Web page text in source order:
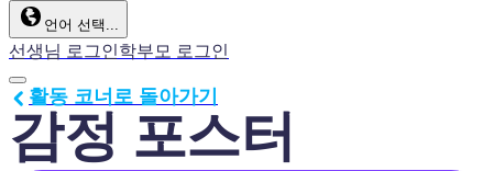
언어 선택...
선생님 로그인학부모 로그인
감정 포스터
활동 코너로 돌아가기